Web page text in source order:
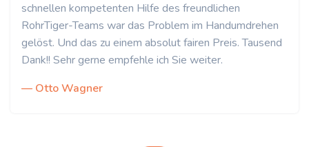
schnellen kompetenten Hilfe des freundlichen
RohrTiger-Teams war das Problem im Handumdrehen
gelöst. Und das zu einem absolut fairen Preis. Tausend
Dank!! Sehr gerne empfehle ich Sie weiter.
— Otto Wagner